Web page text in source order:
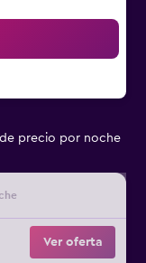
precio por noche
Ver oferta